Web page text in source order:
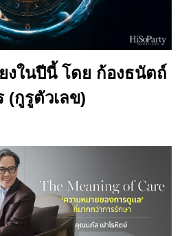
งในปีนี้ โดย ก้องธนัตถ์
(กูรูตัวเลข)